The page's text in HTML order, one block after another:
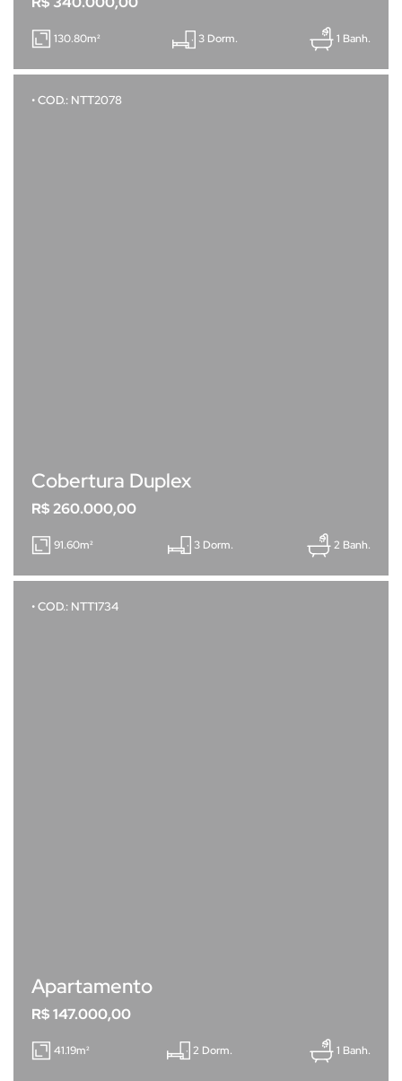
130.80m² 3 Dorm. 1 Banh.
• COD.: NTT2078
Cobertura Duplex
R$ 260.000,00
91.60m² 3 Dorm. 2 Banh.
• COD.: NTT1734
Apartamento
R$ 147.000,00
41.19m² 2 Dorm. 1 Banh.